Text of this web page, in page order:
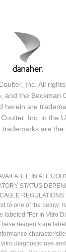
Inc. All
and the Beckman
herein are
Inc. in the
trademarks are
IN ALL
STATUS
to one of the below:
labeled "For In Vitro
reagents are
diagnostic use